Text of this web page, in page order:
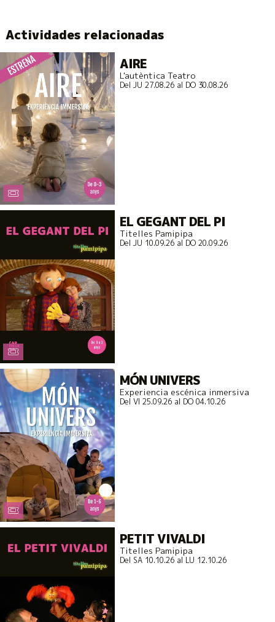
Actividades relacionadas
AIRE
L'autèntica Teatro
Del JU 27.08.26al DO 30.08.26
EL GEGANT DEL PI
Titelles Pamipipa
Del JU 10.09.26al DO 20.09.26
MÓN UNIVERS
Experiencia escénica inmersiva
Del VI 25.09.26al DO 04.10.26
PETIT VIVALDI
Titelles Pamipipa
Del SA 10.10.26al LU 12.10.26